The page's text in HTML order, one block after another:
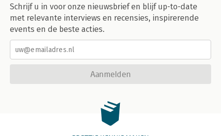
Schrijf u in voor onze nieuwsbrief en blijf up-to-date
met relevante interviews en recensies, inspirerende
events en de beste acties.
Aanmelden